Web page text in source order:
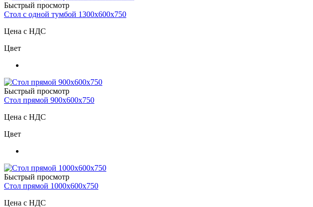
Быстрый просмотр
Стол с одной тумбой 1300х600х750
Цена с НДС
Цвет
Быстрый просмотр
Стол прямой 900х600х750
Цена с НДС
Цвет
Быстрый просмотр
Стол прямой 1000х600х750
Цена с НДС